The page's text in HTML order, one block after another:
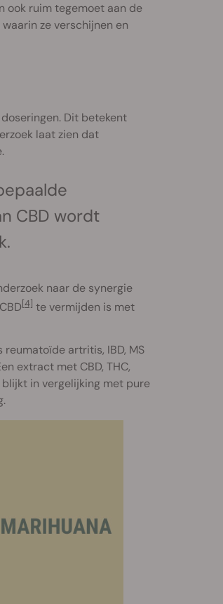
ook ruim tegemoet aan de
ze verschijnen en
Dit betekent
laat zien dat
CBD wordt
naar de synergie
[4] te vermijden is met
artritis, IBD, MS
extract met CBD, THC,
in vergelijking met pure